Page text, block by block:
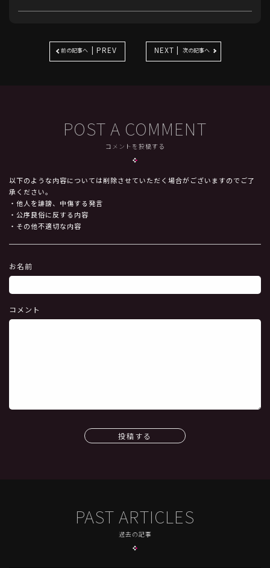
前の記事へ | PREV NEXT | 次の記事へ
POST A COMMENT
コメントを投稿する
以下のような内容については削除させていただく場合がございますのでご了
承ください。
・他人を誹謗、中傷する発言
・公序良俗に反する内容
・その他不適切な内容
お名前
コメント
投稿する
PAST ARTICLES
過去の記事